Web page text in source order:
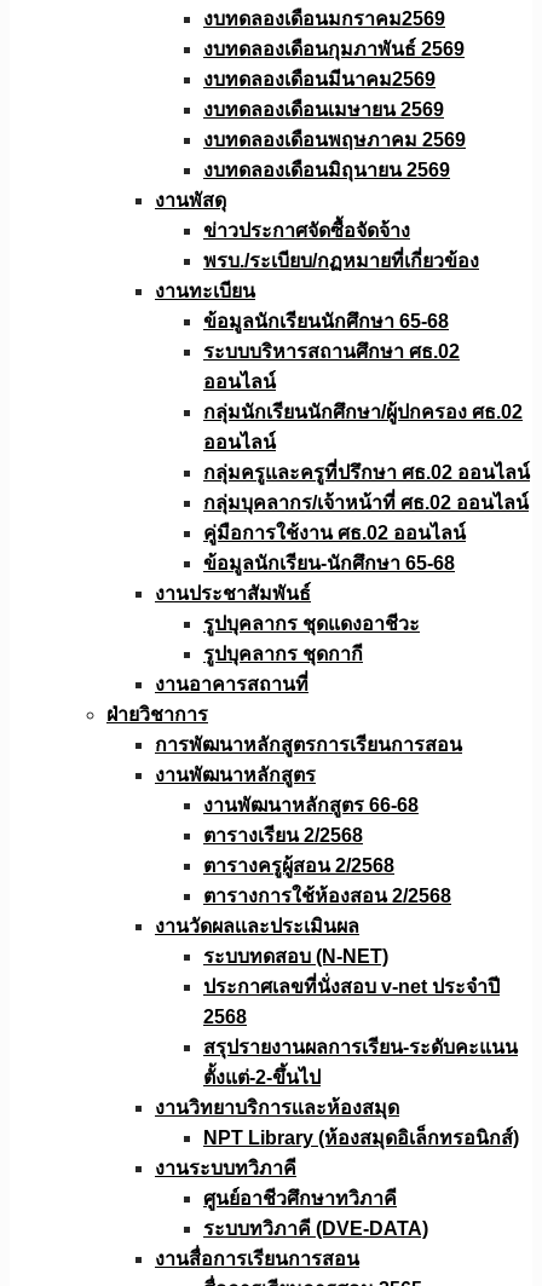
งบทดลองเดือนมกราคม2569
งบทดลองเดือนกุมภาพันธ์ 2569
งบทดลองเดือนมีนาคม2569
งบทดลองเดือนเมษายน 2569
งบทดลองเดือนพฤษภาคม 2569
งบทดลองเดือนมิถุนายน 2569
งานพัสดุ
ข่าวประกาศจัดซื้อจัดจ้าง
พรบ./ระเบียบ/กฏหมายที่เกี่ยวข้อง
งานทะเบียน
ข้อมูลนักเรียนนักศึกษา 65-68
ระบบบริหารสถานศึกษา ศธ.02
ออนไลน์
กลุ่มนักเรียนนักศึกษา/ผู้ปกครอง ศธ.02
ออนไลน์
กลุ่มครูและครูที่ปรึกษา ศธ.02 ออนไลน์
กลุ่มบุคลากร/เจ้าหน้าที่ ศธ.02 ออนไลน์
คู่มือการใช้งาน ศธ.02 ออนไลน์
ข้อมูลนักเรียน-นักศึกษา 65-68
งานประชาสัมพันธ์
รูปบุคลากร ชุดแดงอาชีวะ
รูปบุคลากร ชุดกากี
งานอาคารสถานที่
ฝ่ายวิชาการ
การพัฒนาหลักสูตรการเรียนการสอน
งานพัฒนาหลักสูตร
งานพัฒนาหลักสูตร 66-68
ตารางเรียน 2/2568
ตารางครูผู้สอน 2/2568
ตารางการใช้ห้องสอน 2/2568
งานวัดผลเเละประเมินผล
ระบบทดสอบ (N-NET)
ประกาศเลขที่นั่งสอบ v-net ประจำปี
2568
สรุปรายงานผลการเรียน-ระดับคะแนน
ตั้งแต่-2-ขึ้นไป
งานวิทยาบริการเเละห้องสมุด
NPT Library (ห้องสมุดอิเล็กทรอนิกส์)
งานระบบทวิภาคี
ศูนย์อาชีวศึกษาทวิภาคี
ระบบทวิภาคี (DVE-DATA)
งานสื่อการเรียนการสอน